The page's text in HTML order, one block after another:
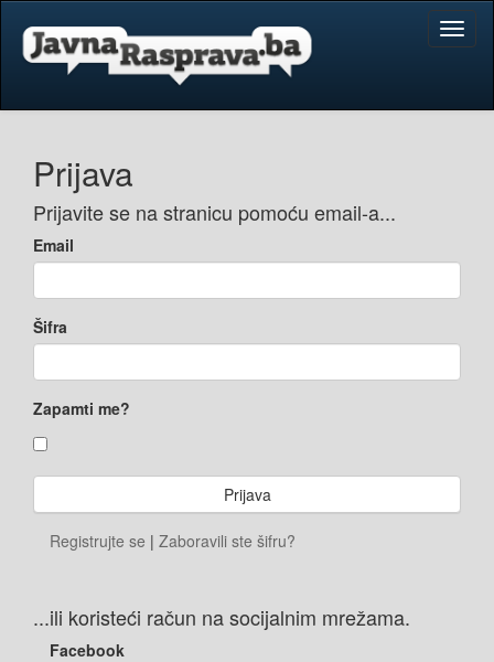
Prijava
Prijavite se na stranicu pomoću email-a...
Email
Šifra
Zapamti me?
Registrujte se | Zaboravili ste šifru?
...ili koristeći račun na socijalnim mrežama.
Facebook